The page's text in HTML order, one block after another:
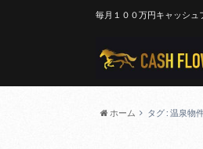
毎月１００万円キャッシュ
ホーム タグ : 温泉物